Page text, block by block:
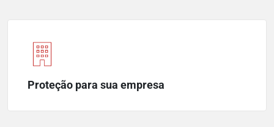
Proteção para sua empresa